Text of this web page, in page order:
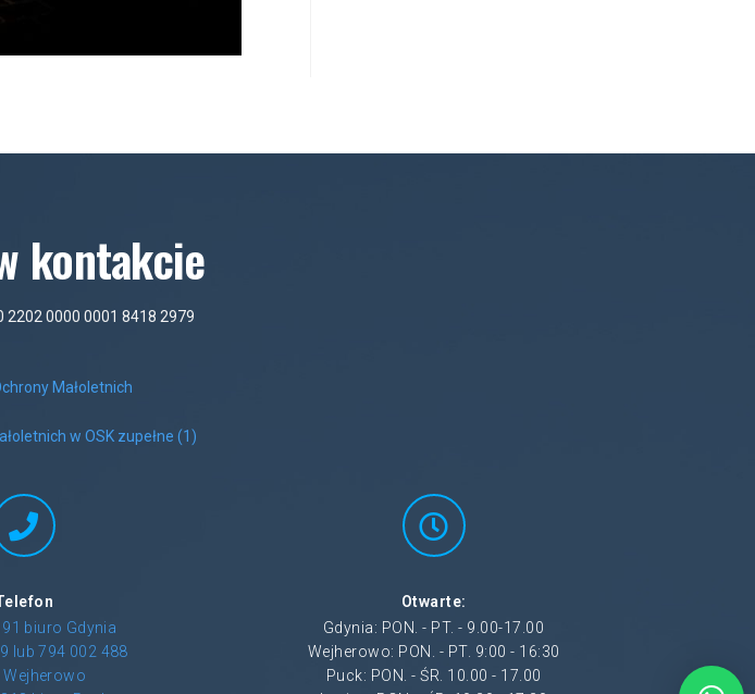
kontakcie
2202 0000 0001 8418 2979
Małoletnich
w OSK zupełne (1)
biuro Gdynia
lub 794 002 488
Wejherowo
Otwarte:
Gdynia: PON. - PT. - 9.00-17.00
Wejherowo: PON. - PT. 9:00 - 16:30
Puck: PON. - ŚR. 10.00 - 17.00